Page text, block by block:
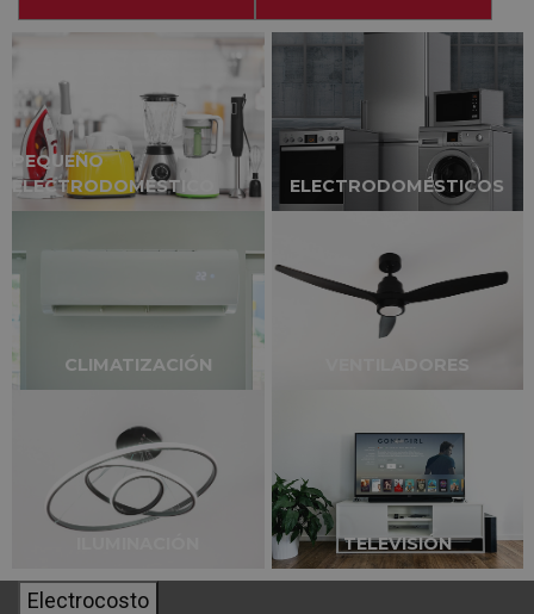
PEQUEÑO
ELECTRODOMÉSTICO
ELECTRODOMÉSTICOS
CLIMATIZACIÓN VENTILADORES
TELEVISIÓN
Electrocosto